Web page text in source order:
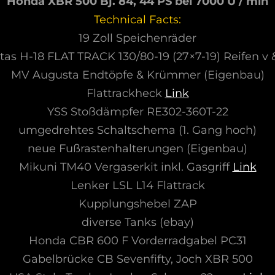
Technical Facts:
19 Zoll Speichenräder
H-18 FLAT TRACK 130/80-19 (27×7-19) Reifen v
MV Augusta Endtöpfe & Krümmer (Eigenbau)
Flattrackheck Link
YSS Stoßdämpfer RE302-360T-22
umgedrehtes Schaltschema (1. Gang hoch)
neue Fußrastenhalterungen (Eigenbau)
Mikuni TM40 Vergaserkit inkl. Gasgriff Link
Lenker LSL L14 Flattrack
Kupplungshebel ZAP
diverse Tanks (ebay)
Honda CBR 600 F Vorderradgabel PC31
Gabelbrücke CB Sevenfifty, Joch XBR 500